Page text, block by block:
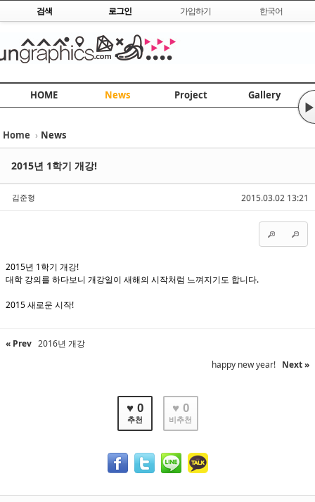
Skip to content
검색 로그인 가입하기 한국어
HOME News Project Gallery
▶
Home › News
2015.03.02 13:21
2015년 1학기 개강!
김준형
2015년 1학기 개강!
대학 강의를 하다보니 개강일이 새해의 시작처럼 느껴지기도 합니다.
2015 새로운 시작!
« Prev 2016년 개강
happy new year! Next »
♥ 0
추천
♥ 0
비추천
Sketchbook5, 스케치북5
Sketchbook5, 스케치북5
Sketchbook5, 스케치북5
Sketchbook5, 스케치북5